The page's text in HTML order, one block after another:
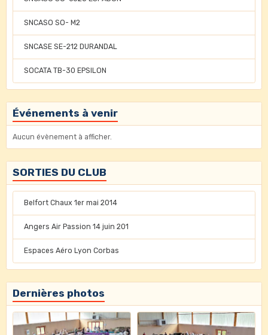
SNCASO SO- M2
SNCASE SE-212 DURANDAL
SOCATA TB-30 EPSILON
Événements à venir
Aucun évènement à afficher.
SORTIES DU CLUB
Belfort Chaux 1er mai 2014
Angers Air Passion 14 juin 201
Espaces Aéro Lyon Corbas
Dernières photos